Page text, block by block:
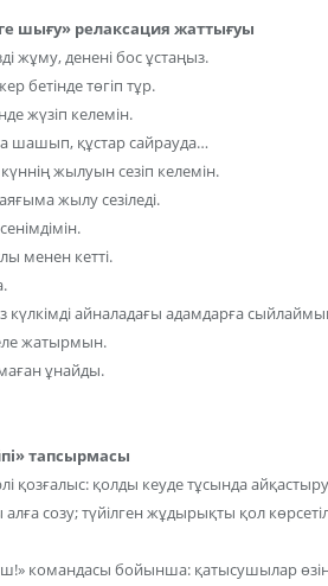
шығу» релаксация жаттығуы
жұму, денені бос ұстаңыз.
бетінде төгіп тұр.
жүзіп келемін.
шашып, құстар сайрауда…
жылуын сезіп келемін.
жылу сезіледі.
менен кетті.
айналадағы адамдарға
жатырмын.
ұнайды.
тапсырмасы
қозғалыс: қолды кеуде тұсында
созу; түйілген жұдырықты қол
үш!» командасы бойынша: қатысушылар